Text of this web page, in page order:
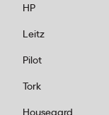
HP
Leitz
Pilot
Tork
Housegard